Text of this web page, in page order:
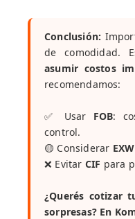
Conclusión:
de comodidad.
asumir costos
recomendamos:
✅ Usar FOB:
control.
🟡 Considerar EXW
❌ Evitar CIF para
¿Querés cotizar
sorpresas? En